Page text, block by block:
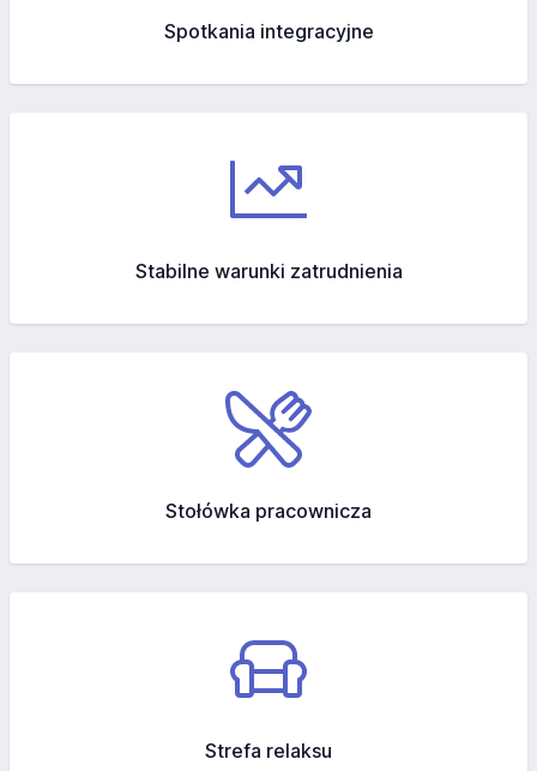
Spotkania integracyjne
Stabilne warunki zatrudnienia
Stołówka pracownicza
Strefa relaksu